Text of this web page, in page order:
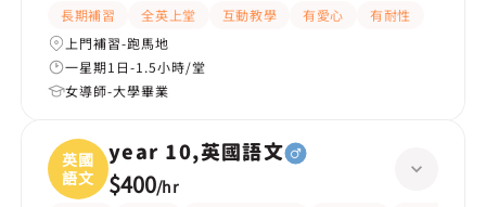
長期補習 全英上堂 互動教學 有愛心
有耐性
上門補習-跑馬地
一星期1日-1.5小時/堂
女導師-大學畢業
英國
語文
year 10,英國語文
$400/hr